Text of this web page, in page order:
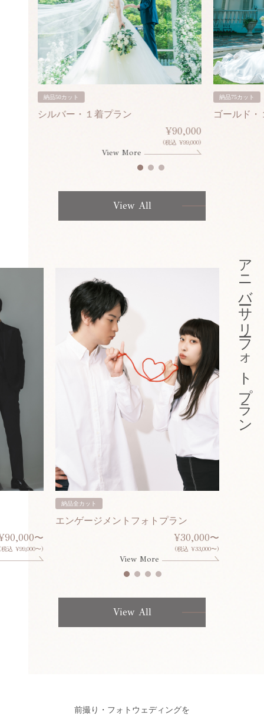
納品50カット
シルバー・１着プラン
¥90,000
(税込 ¥99,000)
View More
納品75カット
ゴールド・
View All
〜
(税込 ¥99,000〜)
納品全カット
エンゲージメントフォトプラン
¥30,000〜
(税込 ¥33,000〜)
View More
アニバーサリーフォトプラン
View All
前撮り・フォトウェディングを